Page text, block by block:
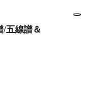
/五線譜＆